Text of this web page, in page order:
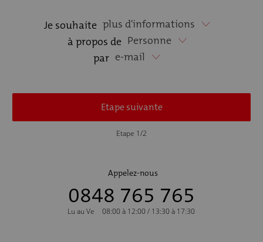
Je souhaite plus d'informations
à propos de Personne
par e-mail
Etape suivante
Etape 1/2
Appelez-nous
0848 765 765
Lu au Ve 08:00 à 12:00 / 13:30 à 17:30